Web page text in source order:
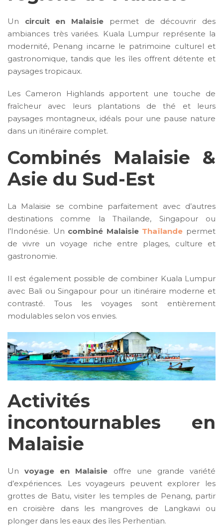
Un circuit en Malaisie permet de découvrir des
ambiances très variées. Kuala Lumpur représente la
modernité, Penang incarne le patrimoine culturel et
gastronomique, tandis que les îles offrent détente et
paysages tropicaux.
Les Cameron Highlands apportent une touche de
fraîcheur avec leurs plantations de thé et leurs
paysages montagneux, idéals pour une pause nature
dans un itinéraire complet.
Combinés Malaisie &
Asie du Sud-Est
La Malaisie se combine parfaitement avec d’autres
destinations comme la Thaïlande, Singapour ou
l’Indonésie. Un combiné Malaisie Thaïlande permet
de vivre un voyage riche entre plages, culture et
gastronomie.
Il est également possible de combiner Kuala Lumpur
avec Bali ou Singapour pour un itinéraire moderne et
contrasté. Tous les voyages sont entièrement
modulables selon vos envies.
Activités
incontournables en
Malaisie
Unvoyage en Malaisie offre une grande variété
d’expériences. Les voyageurs peuvent explorer les
grottes de Batu, visiter les temples de Penang, partir
en croisière dans les mangroves de Langkawi ou
plonger dans les eaux des îles Perhentian.